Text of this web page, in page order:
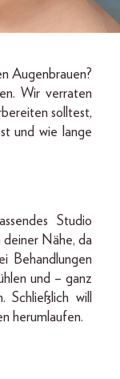
Augenbrauen?
Wir verraten
solltest,
und wie lange
Studio
deiner Nähe, da
Behandlungen
und – ganz
will
herumlaufen.